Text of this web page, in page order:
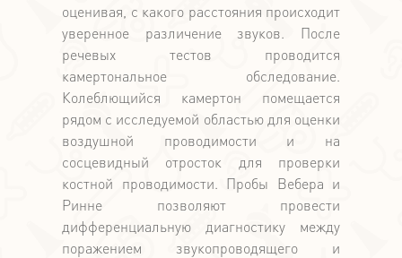
оценивая, с какого расстояния происходит
уверенное различение звуков. После
речевых тестов проводится
камертональное обследование.
Колеблющийся камертон помещается
рядом с исследуемой областью для оценки
воздушной проводимости и на
сосцевидный отросток для проверки
костной проводимости. Пробы Вебера и
Ринне позволяют провести
дифференциальную диагностику между
поражением звукопроводящего и